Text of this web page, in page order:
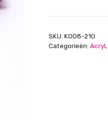
lichtpaars,
gat
SKU: K008-210
Categorieën: Acryl,